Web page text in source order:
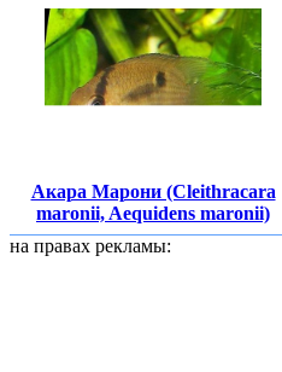
Акара Марони (Cleithracara
maronii, Aequidens maronii)
на правах рекламы: